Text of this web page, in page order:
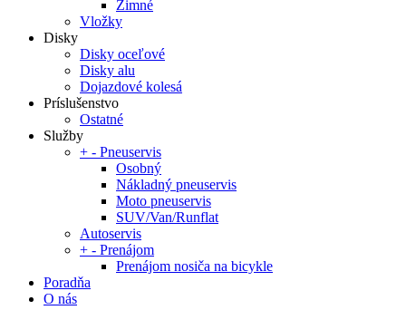
Zimné
Vložky
Disky
Disky oceľové
Disky alu
Dojazdové kolesá
Príslušenstvo
Ostatné
Služby
+ - Pneuservis
Osobný
Nákladný pneuservis
Moto pneuservis
SUV/Van/Runflat
Autoservis
+ - Prenájom
Prenájom nosiča na bicykle
Poradňa
O nás